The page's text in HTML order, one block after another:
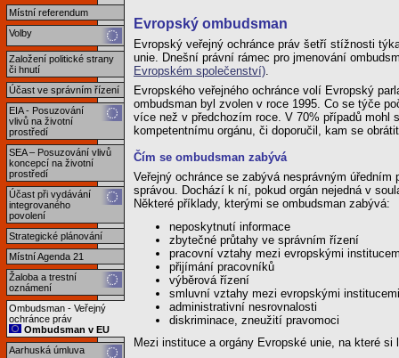
Místní referendum
Volby
Založení politické strany
či hnutí
Účast ve správním řízení
EIA - Posuzování
vlivů na životní
prostředí
SEA – Posuzování vlivů
koncepcí na životní
prostředí
Účast při vydávání
integrovaného
povolení
Strategické plánování
Místní Agenda 21
Žaloba a trestní
oznámení
Ombudsman - Veřejný
ochránce práv
Ombudsman v EU
Aarhuská úmluva
Evropský ombudsman
Evropský veřejný ochránce práv šetří stížnosti
unie. Dnešní právní rámec pro jmenování
Evropském společenství).
Evropského veřejného ochránce volí Evropský
ombudsman byl zvolen v roce 1995. Co se týče
více než v předchozím roce. V 70% případů
kompetentnímu orgánu, či doporučil, kam se
Čím se ombudsman zabývá
Veřejný ochránce se zabývá nesprávným
správou. Dochází k ní, pokud orgán nejedná v
Některé příklady, kterými se ombudsman zabývá:
neposkytnutí informace
zbytečné průtahy ve správním řízení
pracovní vztahy mezi evropskými
přijímání pracovníků
výběrová řízení
smluvní vztahy mezi evropskými
administrativní nesrovnalosti
diskriminace, zneužití pravomoci
Mezi instituce a orgány Evropské unie, na které